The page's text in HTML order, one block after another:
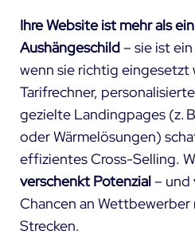
Ihre Website ist mehr als
Aushängeschild – sie ist
wenn sie richtig eingesetzt
Tarifrechner,
gezielte Landingpages (z.
oder Wärmelösungen)
effizientes Cross-Selling.
verschenkt Potenzial –
Chancen an
Strecken.